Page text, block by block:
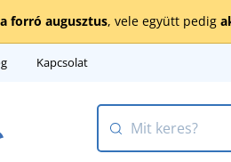
forró augusztus, vele együtt pedig
Kapcsolat